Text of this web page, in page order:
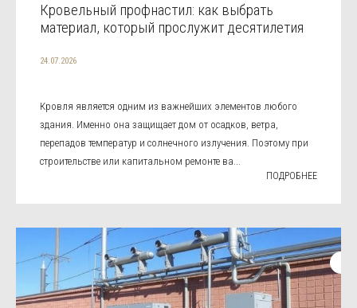
Кровельный профнастил: как выбрать
материал, который прослужит десятилетия
24.07.2026
Кровля является одним из важнейших элементов любого
здания. Именно она защищает дом от осадков, ветра,
перепадов температур и солнечного излучения. Поэтому при
строительстве или капитальном ремонте ва...
ПОДРОБНЕЕ